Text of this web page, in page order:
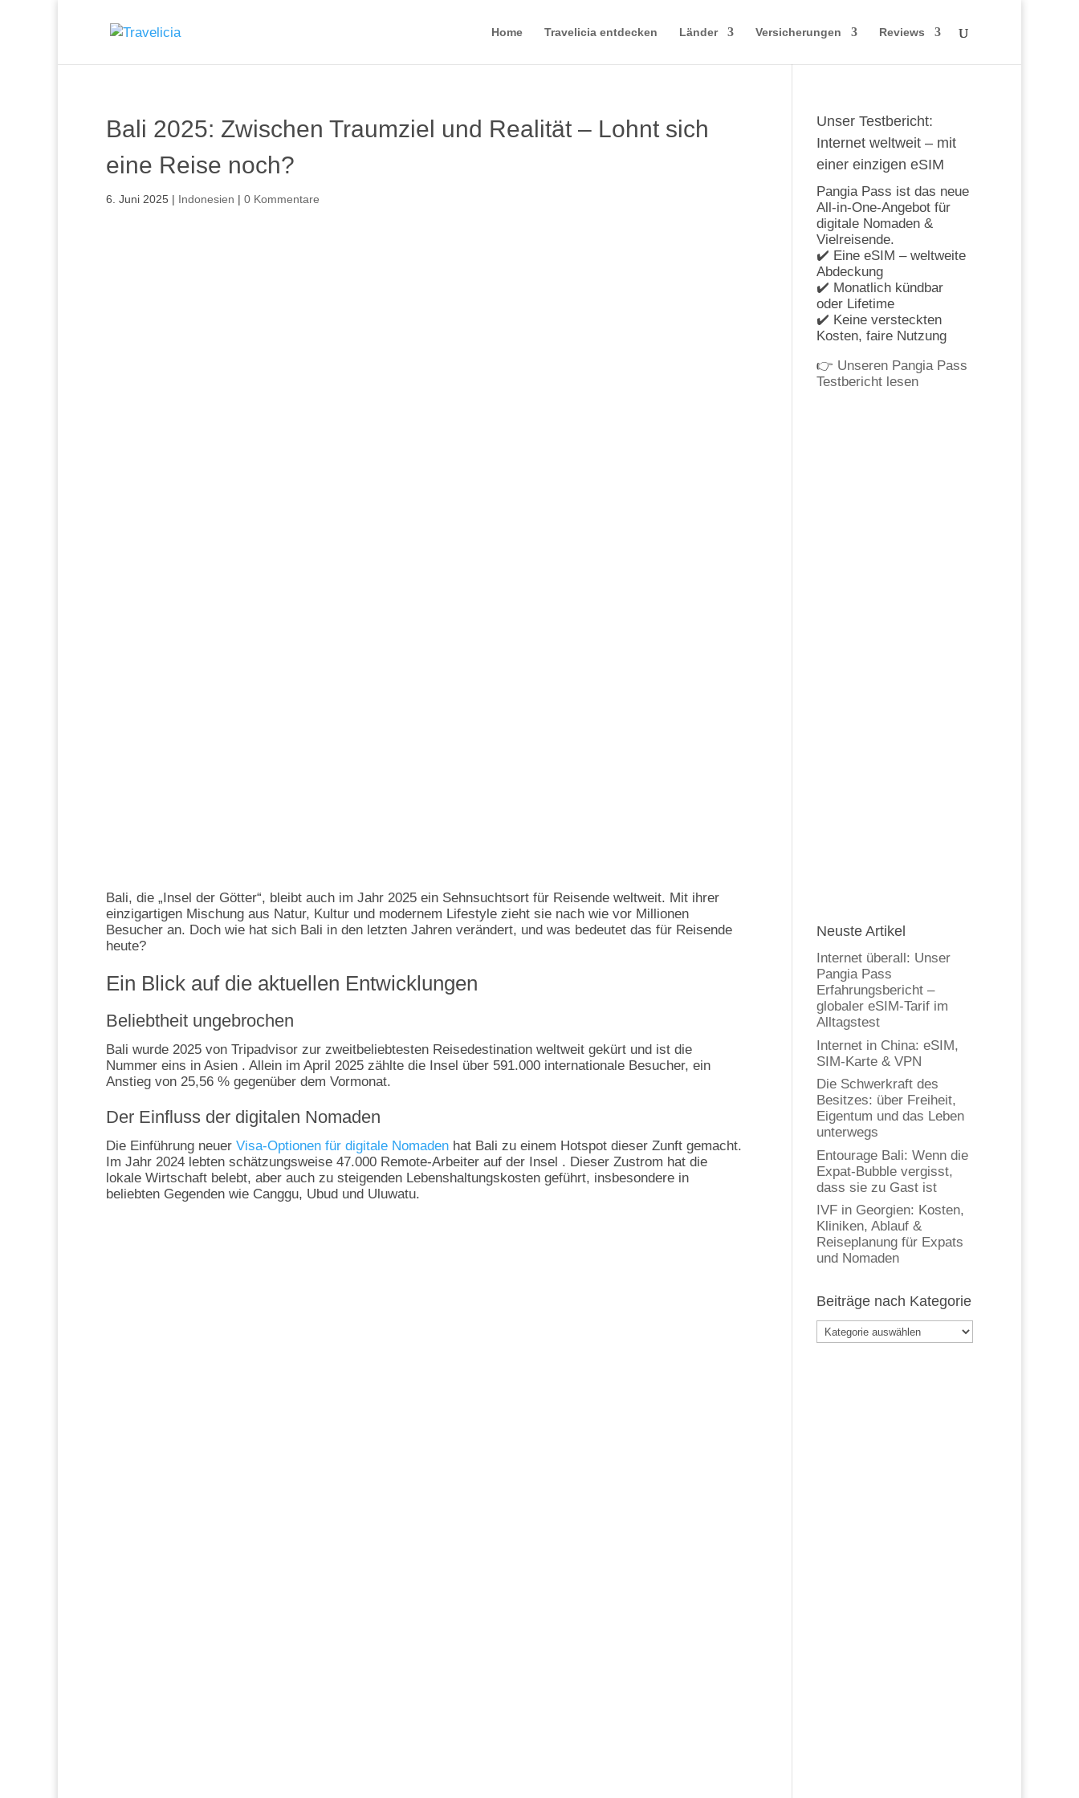
Home Travelicia entdecken Länder Versicherungen Reviews
Bali 2025: Zwischen Traumziel und Realität – Lohnt sich
eine Reise noch?
6. Juni 2025 | Indonesien | 0 Kommentare
Bali, die „Insel der Götter“, bleibt auch im Jahr 2025 ein Sehnsuchtsort für Reisende weltweit. Mit ihrer
einzigartigen Mischung aus Natur, Kultur und modernem Lifestyle zieht sie nach wie vor Millionen
Besucher an. Doch wie hat sich Bali in den letzten Jahren verändert, und was bedeutet das für Reisende
heute?
Ein Blick auf die aktuellen Entwicklungen
Beliebtheit ungebrochen
Bali wurde 2025 von Tripadvisor zur zweitbeliebtesten Reisedestination weltweit gekürt und ist die
Nummer eins in Asien . Allein im April 2025 zählte die Insel über 591.000 internationale Besucher, ein
Anstieg von 25,56 % gegenüber dem Vormonat.
Der Einfluss der digitalen Nomaden
Die Einführung neuer Visa-Optionen für digitale Nomaden hat Bali zu einem Hotspot dieser Zunft gemacht.
Im Jahr 2024 lebten schätzungsweise 47.000 Remote-Arbeiter auf der Insel . Dieser Zustrom hat die
lokale Wirtschaft belebt, aber auch zu steigenden Lebenshaltungskosten geführt, insbesondere in
beliebten Gegenden wie Canggu, Ubud und Uluwatu.
Unser Testbericht:
Internet weltweit – mit
einer einzigen eSIM
Pangia Pass ist das neue
All-in-One-Angebot für
digitale Nomaden &
Vielreisende.
✔️ Eine eSIM – weltweite
Abdeckung
✔️ Monatlich kündbar
oder Lifetime
✔️ Keine versteckten
Kosten, faire Nutzung
👉 Unseren Pangia Pass
Testbericht lesen
Neuste Artikel
Internet überall: Unser
Pangia Pass
Erfahrungsbericht –
globaler eSIM-Tarif im
Alltagstest
Internet in China: eSIM,
SIM-Karte & VPN
Die Schwerkraft des
Besitzes: über Freiheit,
Eigentum und das Leben
unterwegs
Entourage Bali: Wenn die
Expat-Bubble vergisst,
dass sie zu Gast ist
IVF in Georgien: Kosten,
Kliniken, Ablauf &
Reiseplanung für Expats
und Nomaden
Beiträge nach Kategorie
Beiträge
nach